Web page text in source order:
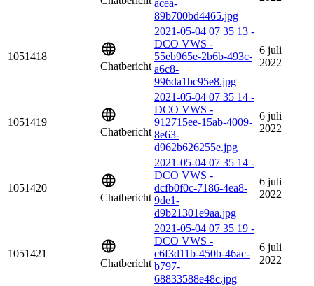
acea-
89b700bd4465.jpg
1051418
Chatbericht
2021-05-04 07 35 13 -
DCO VWS -
55eb965e-2b6b-493c-
a6c8-
996da1bc95e8.jpg
6 juli
2022
1051419
Chatbericht
2021-05-04 07 35 14 -
DCO VWS -
912715ee-15ab-4009-
8e63-
d962b626255e.jpg
6 juli
2022
1051420
Chatbericht
2021-05-04 07 35 14 -
DCO VWS -
dcfb0f0c-7186-4ea8-
9de1-
d9b21301e9aa.jpg
6 juli
2022
1051421
Chatbericht
2021-05-04 07 35 19 -
DCO VWS -
c6f3d11b-450b-46ac-
b797-
68833588e48c.jpg
6 juli
2022